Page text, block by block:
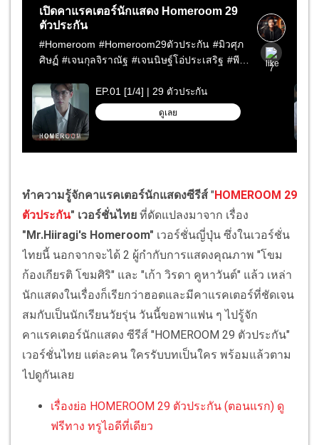
ทำความรู้จักคาแรคเตอร์นักแสดงซีรีส์ "HOMEROOM 29
ตัวประกัน" เวอร์ชั่นไทย ที่ดัดแปลงมาจาก เรื่อง
"Mr.Hiiragi's Homeroom" เวอร์ชั่นญี่ปุ่น ซึ่งในเวอร์ชั่น
ไทยนี้ นอกจากจะได้ 2 ผู้กำกับการแสดงคุณภาพ "โขม
ก้องเกียรติ โขมศิริ" และ "เก้า วิรดา คูหาวันต์" แล้ว เหล่า
นักแสดงในเรื่องก็เรียกว่าฮอตและมีคาแรคเตอร์ที่ชัดเจน
สมกับเป็นนักเรียนวัยรุ่น วันนี้ขอพาแฟน ๆ ไปรู้จัก
คาแรคเตอร์นักแสดง ซีรีส์ "HOMEROOM 29 ตัวประกัน"
เวอร์ชั่นไทย แต่ละคน ใครรับบทเป็นใคร พร้อมแล้วตาม
ไปดูกันเลย
เรื่องย่อ HOMEROOM 29 ตัวประกัน (ตอนแรก) ดู
ฟรีทาง ทรูไอดีที่เดียว